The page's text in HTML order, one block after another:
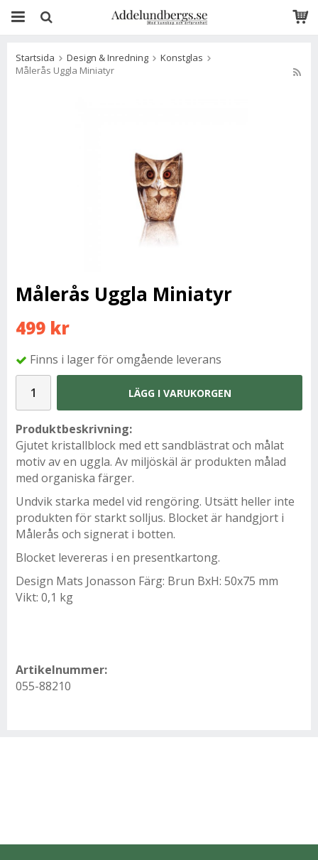
Startsida Design & Inredning
Konstglas
Målerås Uggla Miniatyr
Målerås Uggla Miniatyr
499 kr
Finns i lager för omgående leverans
LÄGG I VARUKORGEN
Produktbeskrivning:
Gjutet kristallblock med ett sandblästrat och målat
motiv av en uggla. Av miljöskäl är produkten målad
med organiska färger.
Undvik starka medel vid rengöring. Utsätt heller inte
produkten för starkt solljus. Blocket är handgjort i
Målerås och signerat i botten.
Blocket levereras i en presentkartong.
Design Mats Jonasson Färg: Brun BxH: 50x75 mm
Vikt: 0,1 kg
Artikelnummer:
055-88210